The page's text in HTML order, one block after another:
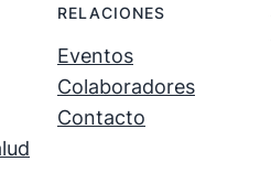
RELACIONES
Eventos
Colaboradores
Contacto